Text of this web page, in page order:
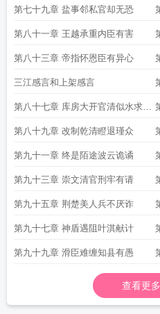
第七十九章 盐事邻私官却无恐
第八十一章 王越承重内臣有害
第八十三章 帝指怀恩臣有异心
三江感言和上架感言
第八十七章 库房大开官清似水求首
订
第八十九章 改制乾清瞪退瑾众
第九十一章 终是陌途波云诡谲
第九十三章 崇文清官刑牢有请
第九十五章 荆楚美人兵不厌诈
第九十七章 神盾遇阻叶淇献计
第九十九章 滑臣难缠知县有愚
查看更多